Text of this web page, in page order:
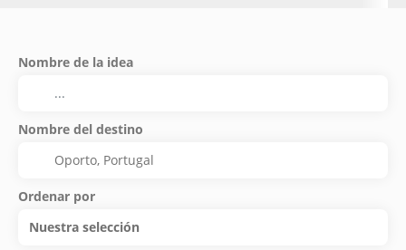
Nombre de la idea
Nombre del destino
Ordenar por
Nuestra selección